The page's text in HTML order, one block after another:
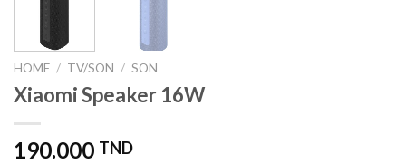
HOME / TV/SON / SON
Xiaomi Speaker 16W
190.000 TND